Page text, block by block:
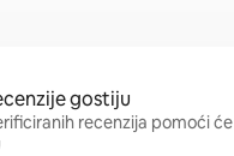
gostiju
recenzija pomoći će